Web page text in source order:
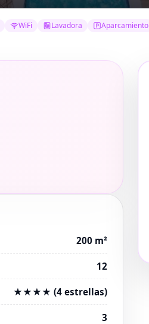
WiFi Lavadora Aparcamiento
200 m²
12
★★★★ (4 estrellas)
3